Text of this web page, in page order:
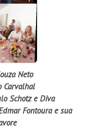
Neto
Carvalhal
Schotz e Diva
Fontoura e sua